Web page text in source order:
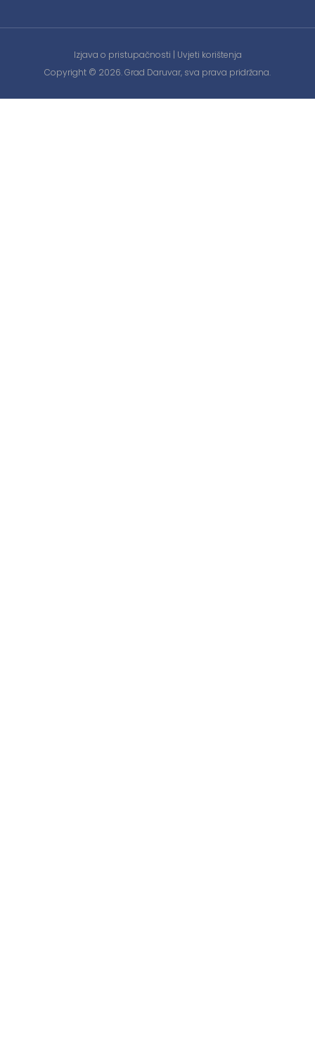
Izjava o pristupačnosti | Uvjeti korištenja
Copyright © 2026. Grad Daruvar, sva prava pridržana.